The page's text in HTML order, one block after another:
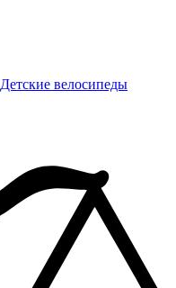
Детские велосипеды